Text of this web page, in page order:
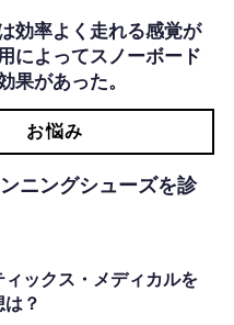
効率よく走れる感覚が
によってスノーボード
果があった。
お悩み
ニングシューズを診
ィックス・メディカルを
？